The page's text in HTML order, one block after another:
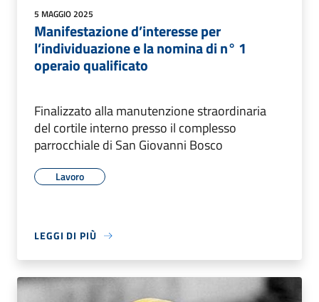
5 MAGGIO 2025
Manifestazione d’interesse per
l’individuazione e la nomina di n° 1
operaio qualificato
Finalizzato alla manutenzione straordinaria
del cortile interno presso il complesso
parrocchiale di San Giovanni Bosco
Lavoro
LEGGI DI PIÙ